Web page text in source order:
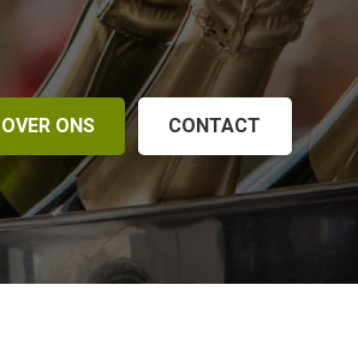
OVER ONS CONTACT